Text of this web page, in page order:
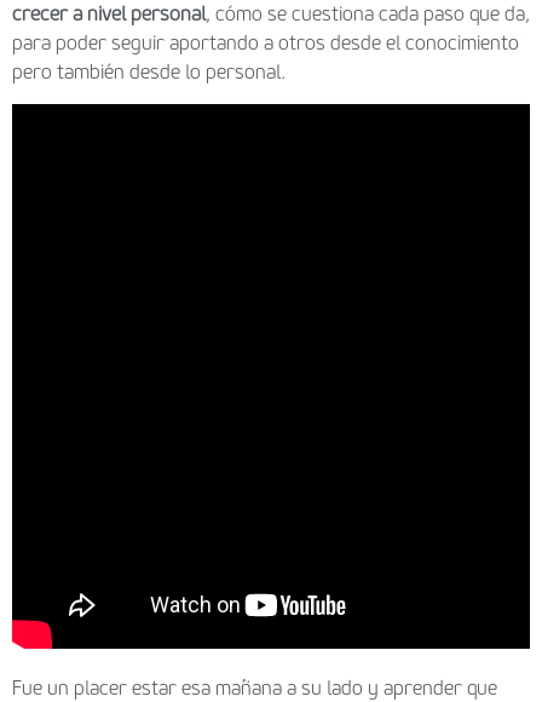
crecer a nivel personal, cómo se cuestiona cada paso que da,
para poder seguir aportando a otros desde el conocimiento
pero también desde lo personal.
Fue un placer estar esa mañana a su lado y aprender que